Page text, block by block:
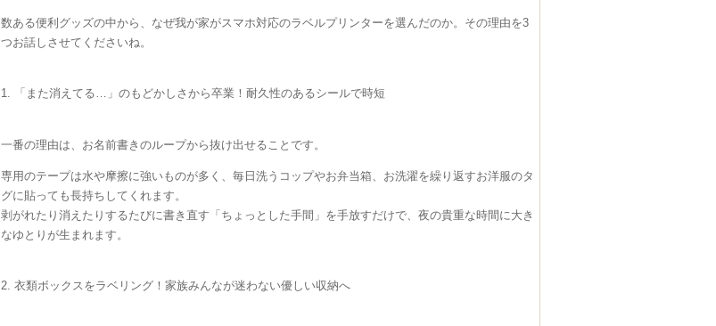
​数ある便利グッズの中から、なぜ我が家がスマホ対応のラベルプリンターを選んだのか。その理由を3
つお話しさせてくださいね。
​1. 「また消えてる…」のもどかしさから卒業！耐久性のあるシールで時短
一番の理由は、お名前書きのループから抜け出せることです。
専用のテープは水や摩擦に強いものが多く、毎日洗うコップやお弁当箱、お洗濯を繰り返すお洋服のタ
グに貼っても長持ちしてくれます。
剥がれたり消えたりするたびに書き直す「ちょっとした手間」を手放すだけで、夜の貴重な時間に大き
なゆとりが生まれます。
​2. 衣類ボックスをラベリング！家族みんなが迷わない優しい収納へ